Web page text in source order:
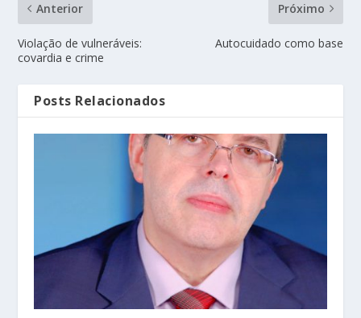
Anterior
Violação de vulneráveis:
covardia e crime
Próximo
Autocuidado como base
Posts Relacionados